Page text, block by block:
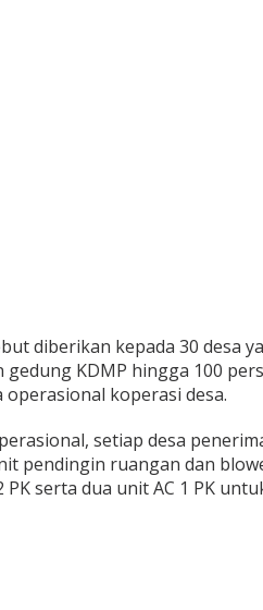
diberikan kepada 30 desa
gedung KDMP hingga 100
operasional koperasi desa.
setiap desa
pendingin ruangan dan
PK serta dua unit AC 1 PK